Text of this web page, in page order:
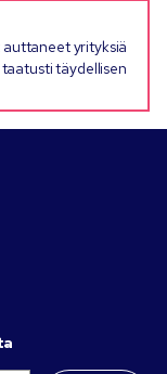
yrityksiä
täydellisen